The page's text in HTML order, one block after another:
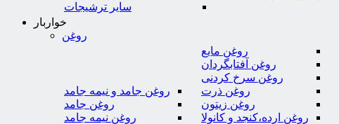
سایر ترشیجات
خواربار
روغن
روغن مایع
روغن آفتابگردان
روغن سرخ کردنی
روغن ذرت
روغن زیتون
روغن ارده،کنجد و کانولا
روغن جامد و نیمه جامد
روغن جامد
روغن نیمه جامد